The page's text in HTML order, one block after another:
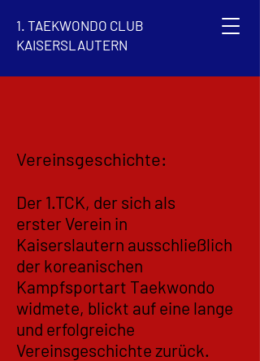
1. TAEKWONDO CLUB
KAISERSLAUTERN
Vereinsgeschichte:
Der 1.TCK, der sich als
erster Verein in
Kaiserslautern ausschließlich
der koreanischen
Kampfsportart Taekwondo
widmete, blickt auf eine lange
und erfolgreiche
Vereinsgeschichte zurück.